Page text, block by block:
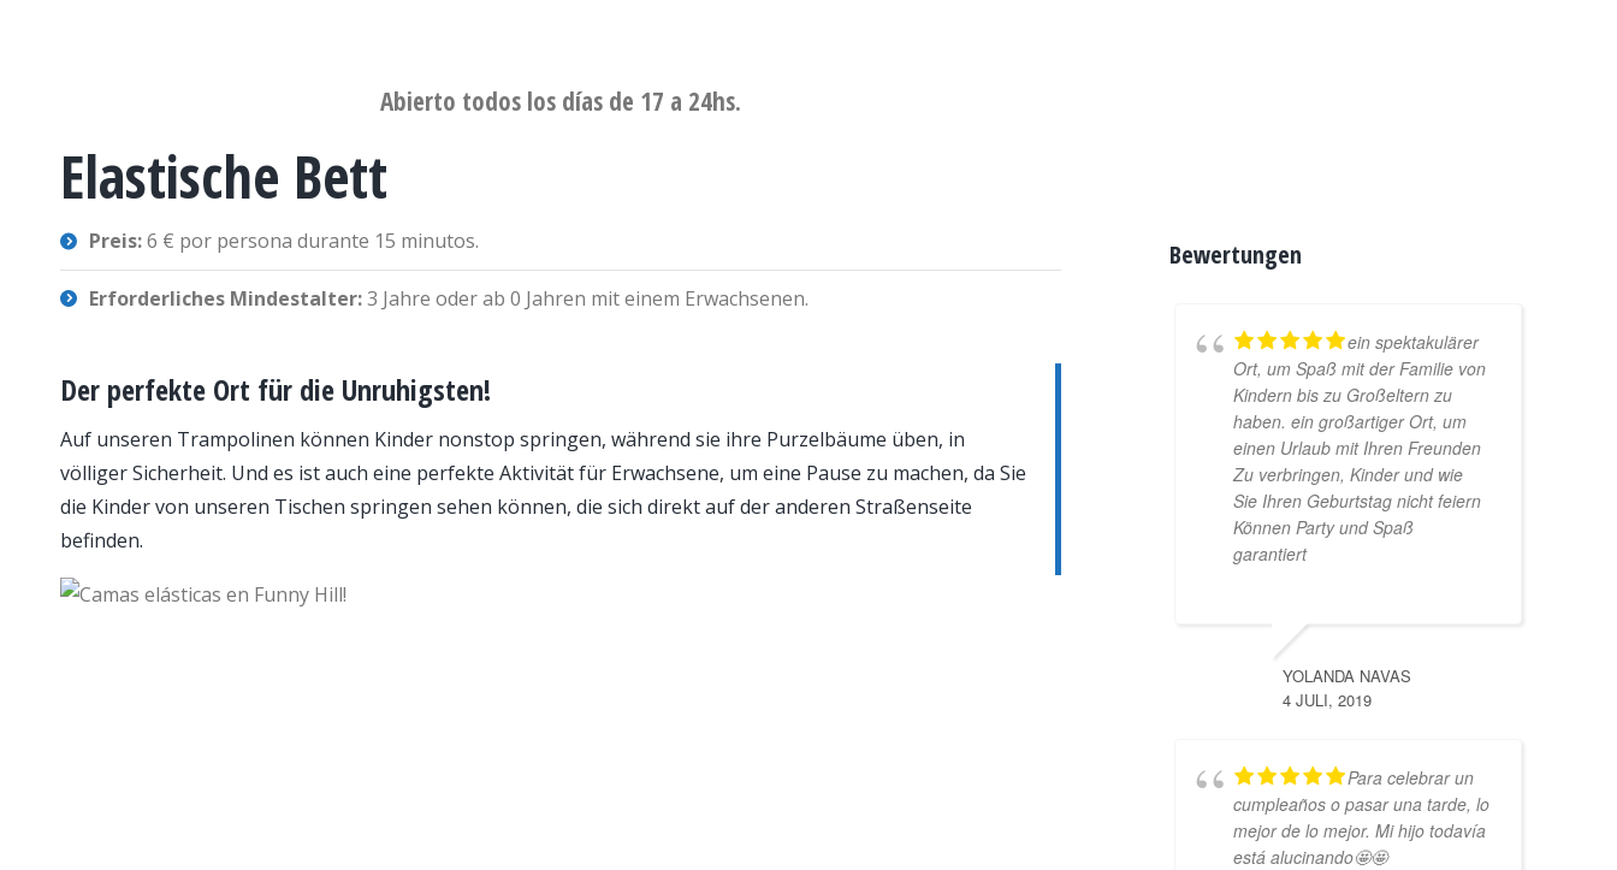
Abierto todos los días de 17 a 24hs.
Elastische Bett
Preis:6 € por persona durante 15 minutos.
Erforderliches Mindestalter:3 Jahre oder ab 0 Jahren mit einem Erwachsenen.
Der perfekte Ort für die Unruhigsten!
Auf unseren Trampolinen können Kinder nonstop springen, während sie ihre Purzelbäume üben, in
völliger Sicherheit. Und es ist auch eine perfekte Aktivität für Erwachsene, um eine Pause zu machen, da Sie
die Kinder von unseren Tischen springen sehen können, die sich direkt auf der anderen Straßenseite
befinden.
Bewertungen
ein spektakulärer
Ort, um Spaß mit der Familie von
Kindern bis zu Großeltern zu
haben. ein großartiger Ort, um
einen Urlaub mit Ihren Freunden
Zu verbringen, Kinder und wie
Sie Ihren Geburtstag nicht feiern
Können Party und Spaß
garantiert
YOLANDA NAVAS
4 JULI, 2019
Para celebrar un
cumpleaños o pasar una tarde, lo
mejor de lo mejor. Mi hijo todavía
está alucinando🤩🤩